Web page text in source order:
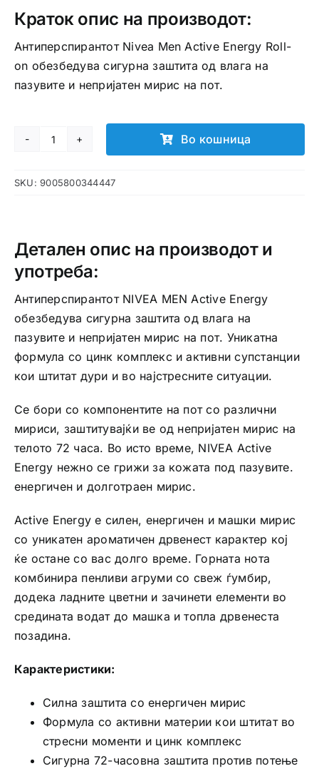
Краток опис на производот:
Антиперспирантот Nivea Men Active Energy Roll-
on обезбедува сигурна заштита од влага на
пазувите и непријатен мирис на пот.
Nivea
Active
on
Анти-
преспирант
количина
Во кошница
SKU:9005800344447
Детален опис на производот и
употреба:
Антиперспирантот NIVEA MEN Active Energy
обезбедува сигурна заштита од влага на
пазувите и непријатен мирис на пот. Уникатна
формула со цинк комплекс и активни супстанции
кои штитат дури и во најстресните ситуации.
Се бори со компонентите на пот со различни
мириси, заштитувајќи ве од непријатен мирис на
телото 72 часа. Во исто време, NIVEA Active
Energy нежно се грижи за кожата под пазувите.
енергичен и долготраен мирис.
Active Energy е силен, енергичен и машки мирис
со уникатен ароматичен дрвенест карактер кој
ќе остане со вас долго време. Горната нота
комбинира пенливи агруми со свеж ѓумбир,
додека ладните цветни и зачинети елементи во
средината водат до машка и топла дрвенеста
позадина.
Карактеристики:
Силна заштита со енергичен мирис
Формула со активни материи кои штитат во
стресни моменти и цинк комплекс
Сигурна 72-часовна заштита против потење